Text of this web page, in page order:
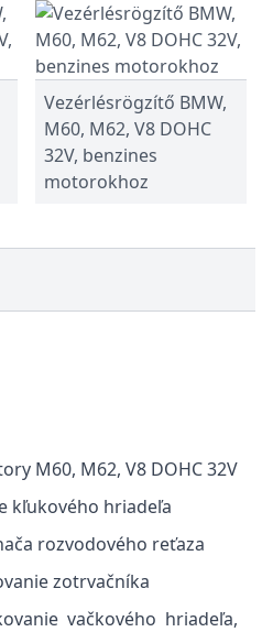
Vezérlésrögzítő BMW,
M60, M62, V8 DOHC
32V, benzines
motorokhoz
M60, M62, V8 DOHC 32V
kľukového hriadeľa
rozvodového reťaza
zotrvačníka
vačkového hriadeľa,